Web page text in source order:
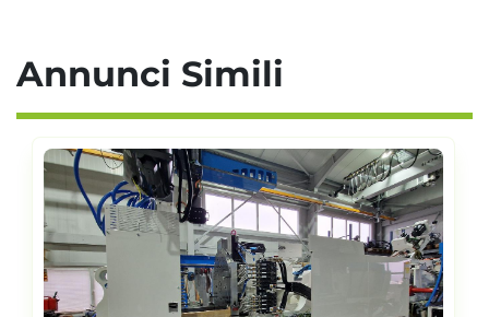
Annunci Simili